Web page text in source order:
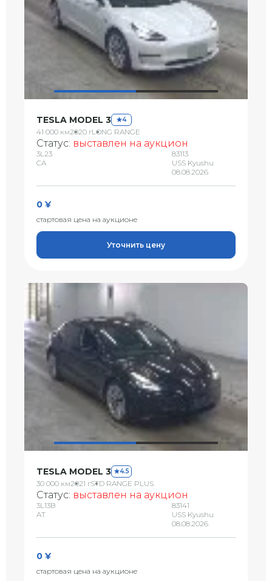
TESLA MODEL 3 4
41 000 км2020 гLONG RANGE
Статус: выставлен на аукцион
3L23
CA
83113
USS Kyushu
08.08.2026
0 ¥
стартовая цена на аукционе
Уточнить цену
TESLA MODEL 3 4.5
30 000 км2021 гSTD RANGE PLUS
Статус: выставлен на аукцион
3L13B
AT
83141
USS Kyushu
08.08.2026
0 ¥
стартовая цена на аукционе